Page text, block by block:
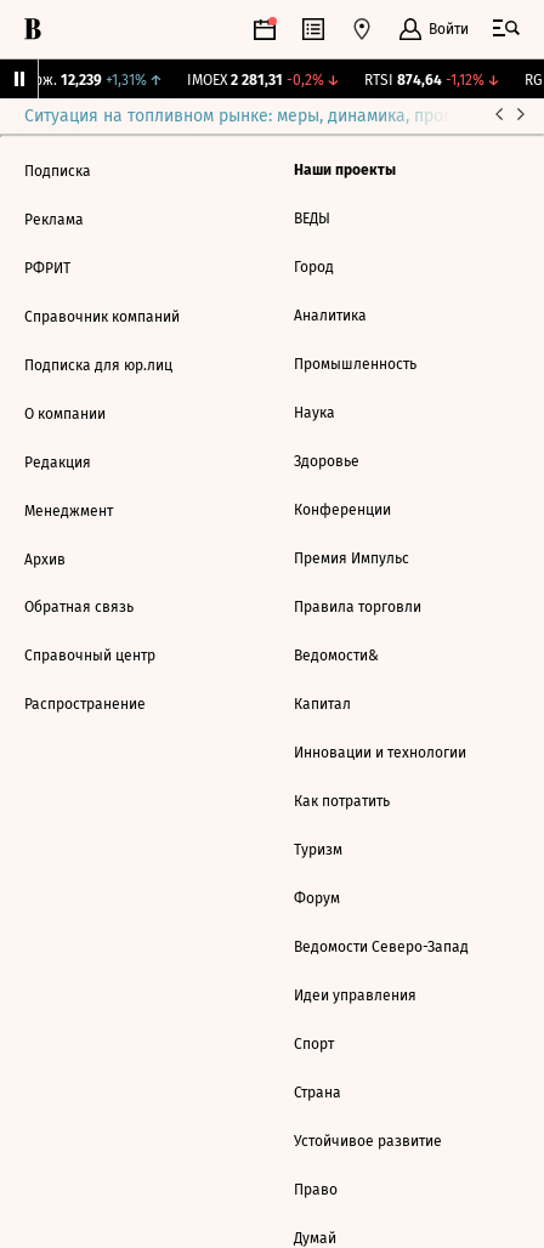
Войти
Бирж. 12,239 +1,31%↑ IMOEX 2 281,31 -0,2%↓ RTSI 874,64 -1,12%↓
Ситуация на топливном рынке: меры, динамика, прогнозы
Подписка
Реклама
РФРИТ
Справочник компаний
Подписка для юр.лиц
О компании
Редакция
Менеджмент
Архив
Обратная связь
Справочный центр
Распространение
Наши проекты
ВЕДЫ
Город
Аналитика
Промышленность
Наука
Здоровье
Конференции
Премия Импульс
Правила торговли
Ведомости&
Капитал
Инновации и технологии
Как потратить
Туризм
Форум
Ведомости Северо-Запад
Идеи управления
Спорт
Страна
Устойчивое развитие
Право
Думай